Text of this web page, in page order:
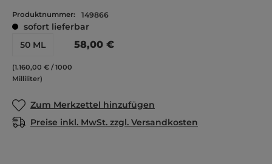
Produktnummer: 149866
sofort lieferbar
50 ML
(1.160,00 € / 1000
Milliliter)
58,00 €
Zum Merkzettel hinzufügen
Preise inkl. MwSt. zzgl. Versandkosten